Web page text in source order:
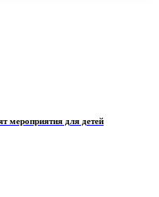
мероприятия для детей